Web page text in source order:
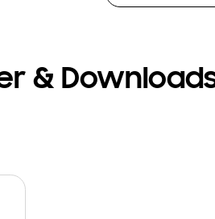
&